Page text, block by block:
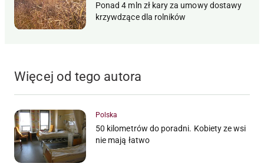
Ponad 4 mln zł kary za umowy dostawy
krzywdzące dla rolników
Więcej od tego autora
Polska
50 kilometrów do poradni. Kobiety ze wsi
nie mają łatwo